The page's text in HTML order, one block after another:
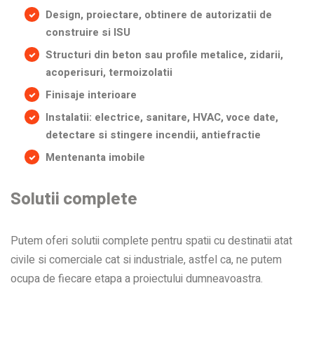
Design, proiectare, obtinere de autorizatii de
construire si ISU
Structuri din beton sau profile metalice, zidarii,
acoperisuri, termoizolatii
Finisaje interioare
Instalatii: electrice, sanitare, HVAC, voce date,
detectare si stingere incendii, antiefractie
Mentenanta imobile
Solutii complete
Putem oferi solutii complete pentru spatii cu destinatii atat
civile si comerciale cat si industriale, astfel ca, ne putem
ocupa de fiecare etapa a proiectului dumneavoastra.